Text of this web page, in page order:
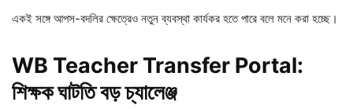
একই সঙ্গে আপস-বদলির ক্ষেত্রেও নতুন ব্যবস্থা কার্যকর হতে পারে বলে মনে করা হচ্ছে।
WB Teacher Transfer Portal:
শিক্ষকঘাটতিবড়চ্যালেঞ্জ